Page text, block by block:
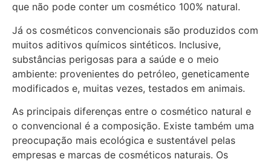
que não pode conter um cosmético 100% natural.
Já os cosméticos convencionais são produzidos com
muitos aditivos químicos sintéticos. Inclusive,
substâncias perigosas para a saúde e o meio
ambiente: provenientes do petróleo, geneticamente
modificados e, muitas vezes, testados em animais.
As principais diferenças entre o cosmético natural e
o convencional é a composição. Existe também uma
preocupação mais ecológica e sustentável pelas
empresas e marcas de cosméticos naturais. Os